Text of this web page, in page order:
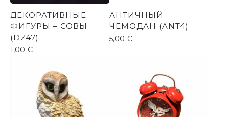
ДЕКОРАТИВНЫЕ
ФИГУРЫ – СОВЫ
(DZ47)
1,00 €
АНТИЧНЫЙ
ЧЕМОДАН (ANT4)
5,00 €